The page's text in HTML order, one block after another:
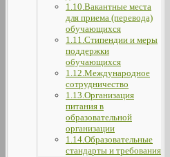
1.10.Вакантные места
для приема (перевода)
обучающихся
1.11.Стипендии и меры
поддержки
обучающихся
1.12.Международное
сотрудничество
1.13.Организация
питания в
образовательной
организации
1.14.Образовательные
стандарты и требования